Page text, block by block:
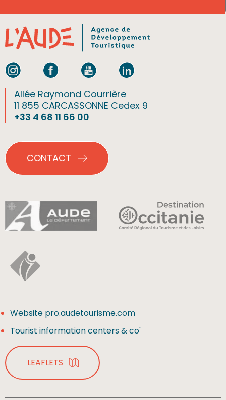
Allée Raymond Courrière
11 855 CARCASSONNE Cedex 9
+33 4 68 11 66 00
CONTACT
Website pro.audetourisme.com
Tourist information centers & co'
LEAFLETS